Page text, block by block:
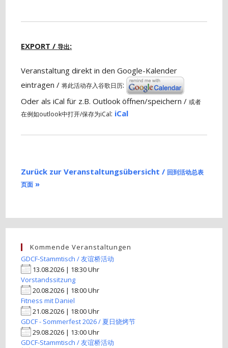
EXPORT /导出:
Veranstaltung direkt in den Google-Kalender
eintragen /将此活动存入谷歌日历:
Oder als iCal für z.B. Outlook öffnen/speichern /或者
在例如outlook中打开/保存为iCal: iCal
Zurück zur Veranstaltungsübersicht / 回到活动总表
页面 »
Kommende Veranstaltungen
GDCF-Stammtisch / 友谊桥活动
13.08.2026 | 18:30 Uhr
Vorstandssitzung
20.08.2026 | 18:00 Uhr
Fitness mit Daniel
21.08.2026 | 18:00 Uhr
GDCF - Sommerfest 2026 / 夏日烧烤节
29.08.2026 | 13:00 Uhr
GDCF-Stammtisch / 友谊桥活动